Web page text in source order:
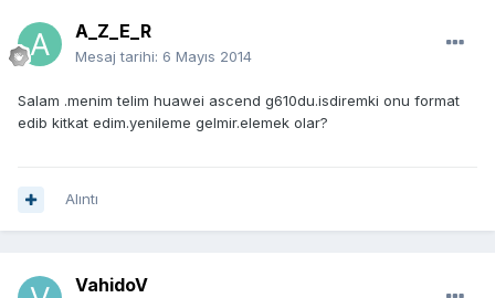
A_Z_E_R
Mesaj tarihi: 6 Mayıs 2014
Salam .menim telim huawei ascend g610du.isdiremki onu format
edib kitkat edim.yenileme gelmir.elemek olar?
Alıntı
VahidoV